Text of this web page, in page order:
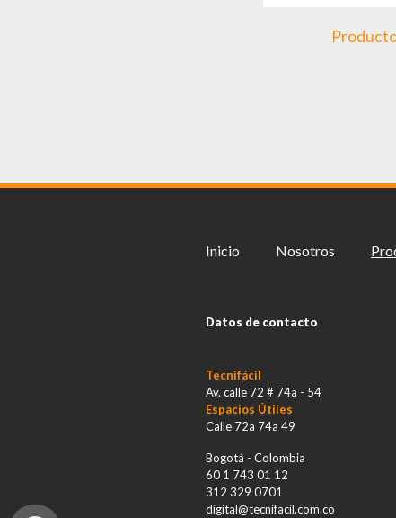
Inicio Nosotros
Datos de contacto
Tecnifácil
Av. calle 72 # 74a - 54
Espacios Útiles
Calle 72a 74a 49
Bogotá - Colombia
60 1 743 01 12
312 329 0701
digital@tecnifacil.com.co